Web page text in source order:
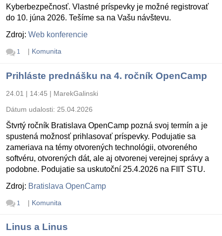
Kyberbezpečnosť. Vlastné príspevky je možné registrovať
do 10. júna 2026. Tešíme sa na Vašu návštevu.
Zdroj: Web konferencie
1 | Komunita
Prihláste prednášku na 4. ročník OpenCamp
24.01 | 14:45 | MarekGalinski
Dátum udalosti: 25.04.2026
Štvrtý ročník Bratislava OpenCamp pozná svoj termín a je
spustená možnosť prihlasovať príspevky. Podujatie sa
zameriava na témy otvorených technológii, otvoreného
softvéru, otvorených dát, ale aj otvorenej verejnej správy a
podobne. Podujatie sa uskutoční 25.4.2026 na FIIT STU.
Zdroj: Bratislava OpenCamp
1 | Komunita
Linus a Linus